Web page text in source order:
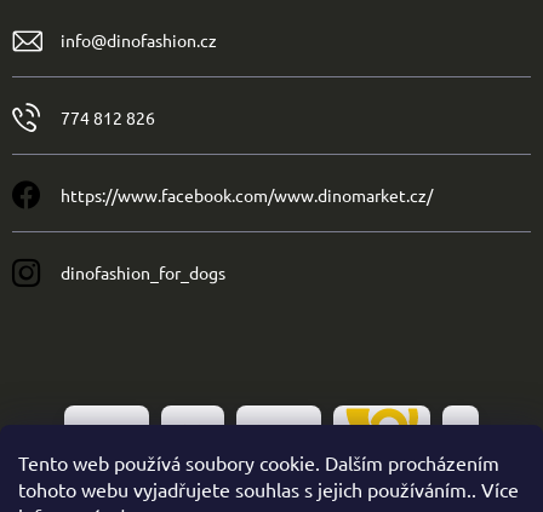
Tento web používá soubory cookie. Dalším procházením
tohoto webu vyjadřujete souhlas s jejich používáním.. Více
info@dinofashion.cz
774 812 826
https://www.facebook.com/www.dinomarket.cz/
dinofashion_for_dogs